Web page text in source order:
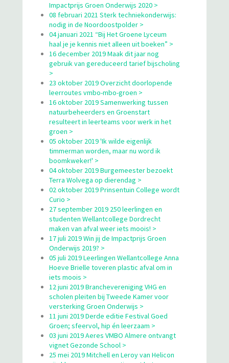
Impactprijs Groen Onderwijs 2020 >
08 februari 2021 Sterk techniekonderwijs:
nodig in de Noordoostpolder >
04 januari 2021 “Bij Het Groene Lyceum
haal je je kennis niet alleen uit boeken” >
16 december 2019 Maak dit jaar nog
gebruik van gereduceerd tarief bijscholing
>
23 oktober 2019 Overzicht doorlopende
leerroutes vmbo-mbo-groen >
16 oktober 2019 Samenwerking tussen
natuurbeheerders en Groenstart
resulteert in leerteams voor werk in het
groen >
05 oktober 2019 'Ik wilde eigenlijk
timmerman worden, maar nu word ik
boomkweker!' >
04 oktober 2019 Burgemeester bezoekt
Terra Wolvega op dierendag >
02 oktober 2019 Prinsentuin College wordt
Curio >
27 september 2019 250 leerlingen en
studenten Wellantcollege Dordrecht
maken van afval weer iets moois! >
17 juli 2019 Win jij de Impactprijs Groen
Onderwijs 2019? >
05 juli 2019 Leerlingen Wellantcollege Anna
Hoeve Brielle toveren plastic afval om in
iets moois >
12 juni 2019 Branchevereniging VHG en
scholen pleiten bij Tweede Kamer voor
versterking Groen Onderwijs >
11 juni 2019 Derde editie Festival Goed
Groen; sfeervol, hip én leerzaam >
03 juni 2019 Aeres VMBO Almere ontvangt
vignet Gezonde School >
25 mei 2019 Mitchell en Leroy van Helicon